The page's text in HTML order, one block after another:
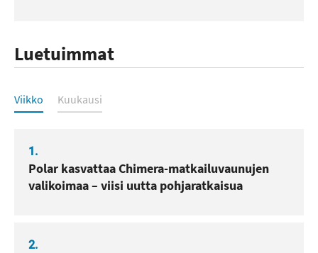
Luetuimmat
Luetuimmat
Viikko Kuukausi
1.
Polar kasvattaa Chimera-matkailuvaunujen
valikoimaa – viisi uutta pohjaratkaisua
2.